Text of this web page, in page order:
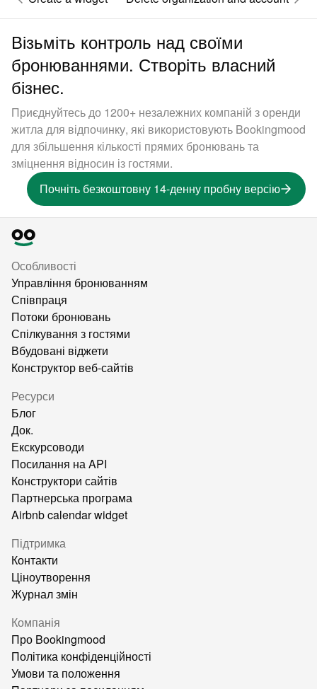
Візьміть контроль над своїми
бронюваннями. Створіть власний
бізнес.
Приєднуйтесь до 1200+ незалежних компаній з оренди
житла для відпочинку, які використовують Bookingmood
для збільшення кількості прямих бронювань та
зміцнення відносин із гостями.
Почніть безкоштовну 14-денну пробну версію
Особливості
Управління бронюванням
Співпраця
Потоки бронювань
Спілкування з гостями
Вбудовані віджети
Конструктор веб-сайтів
Ресурси
Блог
Док.
Екскурсоводи
Посилання на API
Конструктори сайтів
Партнерська програма
Airbnb calendar widget
Підтримка
Контакти
Ціноутворення
Журнал змін
Компанія
Про Bookingmood
Політика конфіденційності
Умови та положення